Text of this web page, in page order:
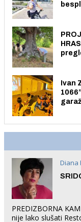
Ivan
Diana
PREDIZBORNA
nije lako slušati